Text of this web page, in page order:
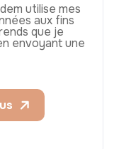
utilise mes
aux fins
que je
envoyant une